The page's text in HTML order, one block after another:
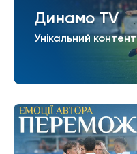
Динамо TV
Унікальний контент